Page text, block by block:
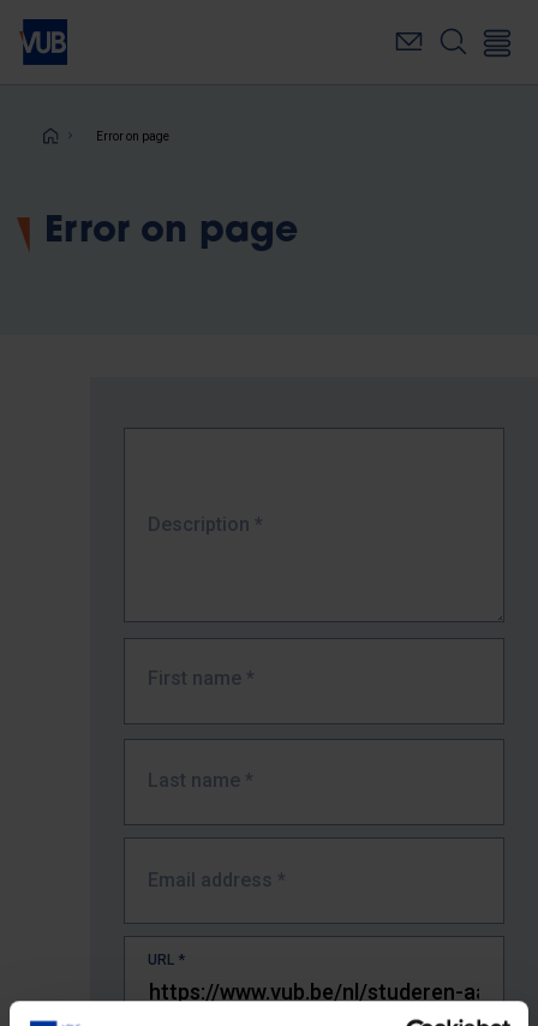
Skip
main
Breadcrumb
Error on page
Error on page
Description *
First name *
Last name *
Email address *
URL *